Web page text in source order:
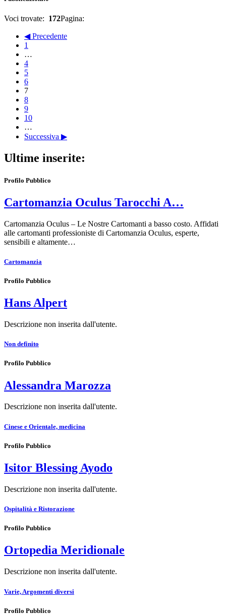
Voci trovate: 172Pagina:
◀ Precedente
1
…
4
5
6
7
8
9
10
…
Successiva ▶
Ultime inserite:
Profilo Pubblico
Cartomanzia Oculus Tarocchi A…
Cartomanzia Oculus – Le Nostre Cartomanti a basso costo. Affidati
alle cartomanti professioniste di Cartomanzia Oculus, esperte,
sensibili e altamente…
Cartomanzia
Profilo Pubblico
Hans Alpert
Descrizione non inserita dall'utente.
Non definito
Profilo Pubblico
Alessandra Marozza
Descrizione non inserita dall'utente.
Cinese e Orientale, medicina
Profilo Pubblico
Isitor Blessing Ayodo
Descrizione non inserita dall'utente.
Ospitalità e Ristorazione
Profilo Pubblico
Ortopedia Meridionale
Descrizione non inserita dall'utente.
Varie, Argomenti diversi
Profilo Pubblico